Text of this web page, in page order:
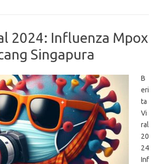
2024: Influenza Mpox
Singapura
B
eri
ta
Vi
ral
20
24
Inf